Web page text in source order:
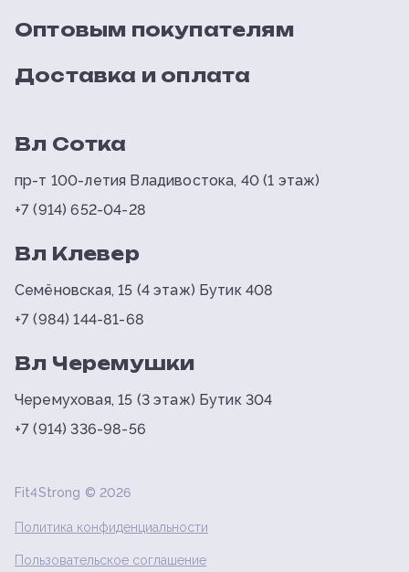
Оптовым покупателям
Доставка и оплата
Вл Сотка
пр-т 100-летия Владивостока, 40 (1 этаж)
+7 (914) 652-04-28
Вл Клевер
Семёновская, 15 (4 этаж) Бутик 408
+7 (984) 144-81-68
Вл Черемушки
Черемуховая, 15 (3 этаж) Бутик 304
+7 (914) 336-98-56
Fit4Strong © 2026
Политика конфиденциальности
Пользовательское соглашение